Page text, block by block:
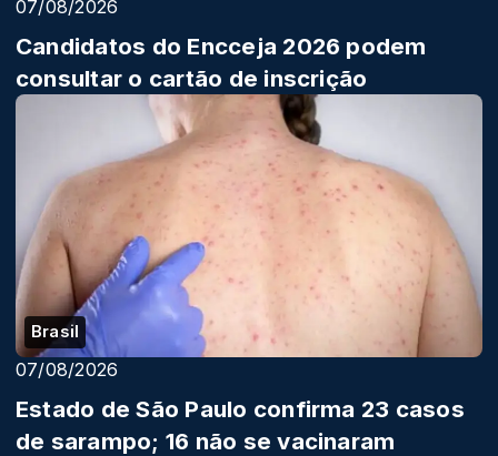
07/08/2026
Candidatos do Encceja 2026 podem
consultar o cartão de inscrição
Brasil
07/08/2026
Estado de São Paulo confirma 23 casos
de sarampo; 16 não se vacinaram